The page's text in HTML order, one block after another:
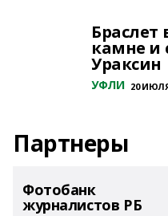
камне и
Ураксин
УФЛИ 20 ИЮЛЯ
Партнеры
Фотобанк
журналистов РБ